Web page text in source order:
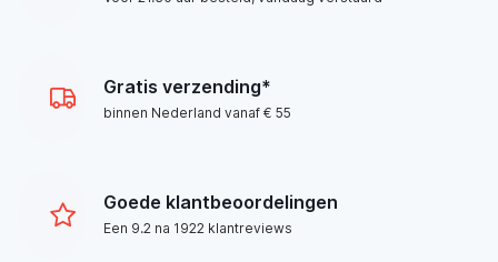
Gratis verzending*
binnen Nederland vanaf € 55
Goede klantbeoordelingen
Een 9.2 na 1922 klantreviews